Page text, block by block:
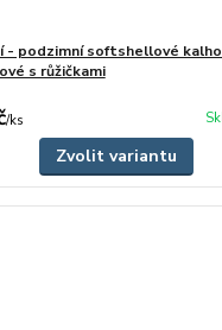
- podzimní softshellové
s růžičkami
/ks
Zvolit variantu